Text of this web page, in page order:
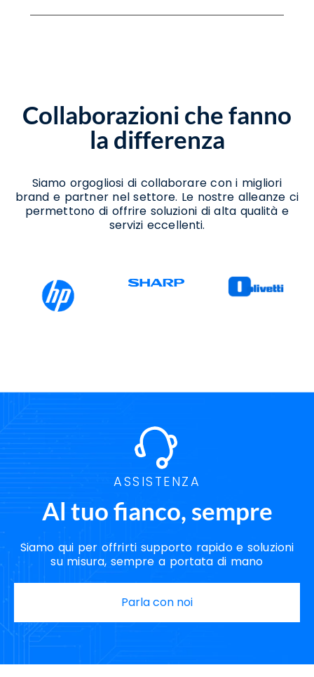
Sant'arcangelo Trimonte
Noleggio Stampanti Sant'arcangelo
Trimonte
Noleggio Stampanti Termiche
Vendita Stampanti Sant'arcangelo
Trimonte
Vendita Stampanti Termiche
Sant'arcangelo Trimonte
Collaborazioni che fanno
la differenza
Siamo orgogliosi di collaborare con i migliori
brand e partner nel settore. Le nostre alleanze ci
permettono di offrire soluzioni di alta qualità e
servizi eccellenti.
ASSISTENZA
Al tuo fianco, sempre
Siamo qui per offrirti supporto rapido e soluzioni
su misura, sempre a portata di mano
Parla con noi